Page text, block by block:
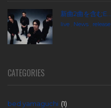
新曲2曲を含むE...
live News release
CATEGORIES
bed yamaguchi (1)